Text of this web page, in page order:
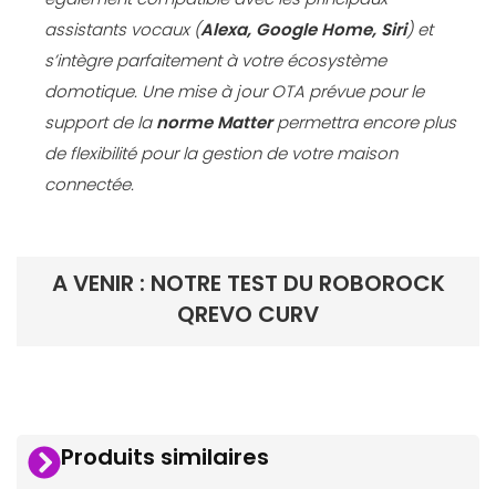
assistants vocaux (Alexa, Google Home, Siri) et
s’intègre parfaitement à votre écosystème
domotique. Une mise à jour OTA prévue pour le
support de lanormeMatterpermettra encore plus
de flexibilité pour la gestion de votre maison
connectée.
A VENIR : NOTRE TEST DU ROBOROCK
QREVO CURV
Produits similaires